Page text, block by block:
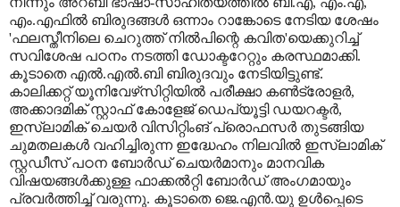
എം.എഫില്‍ ബിരുദങ്ങള്‍ ഒന്നാം റാങ്കോടെ നേടിയ ശേഷം
'ഫലസ്തീനിലെ ചെറുത്ത് നില്‍പിന്റെ കവിത'യെക്കുറിച്ച്
സവിശേഷ പഠനം നടത്തി ഡോക്ടറേറ്റും കരസ്ഥമാക്കി.
കൂടാതെ എല്‍.എല്‍.ബി ബിരുദവും നേടിയിട്ടുണ്ട്.
കാലിക്കറ്റ് യൂനിവേഴ്‌സിറ്റിയില്‍ പരീക്ഷാ കണ്‍ട്രോളര്‍,
അക്കാദമിക് സ്റ്റാഫ് കോളേജ് ഡെപ്യൂട്ടി ഡയറക്ടര്‍,
ഇസ്‌ലാമിക് ചെയര്‍ വിസിറ്റിംങ് പ്രൊഫസര്‍ തുടങ്ങിയ
ചുമതലകള്‍ വഹിച്ചിരുന്ന ഇദ്ധേഹം നിലവില്‍ ഇസ്‌ലാമിക്
സ്റ്റഡീസ് പഠന ബോര്‍ഡ് ചെയര്‍മാനും മാനവിക
വിഷയങ്ങള്‍ക്കുള്ള ഫാക്കല്‍റ്റി ബോര്‍ഡ് അംഗമായും
പ്രവര്‍ത്തിച്ച് വരുന്നു. കൂടാതെ ജെ.എന്‍.യു ഉള്‍പ്പെടെ